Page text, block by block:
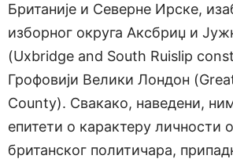
Британије и Севeрне Ирске,
изборног округа Аксбриџ и
(Uxbridge and South Ruislip
Грофовији Велики Лондон
County). Свакако, наведени,
епитети о карактеру личности
британског политичара,